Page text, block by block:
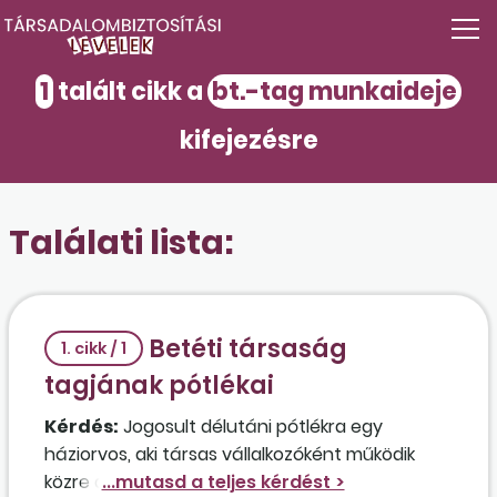
1 talált cikk a bt.-tag munkaideje
kifejezésre
Találati lista:
1. cikk / 1
Betéti társaság
tagjának pótlékai
Kérdés: Jogosult délutáni pótlékra egy
háziorvos, aki társas vállalkozóként működik
közre a saját betéti társaságában, illetve az